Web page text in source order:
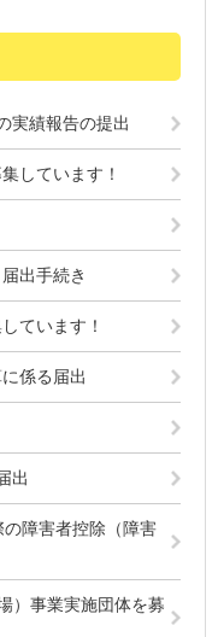
実績報告の提出
しています！
出手続き
ています！
係る届出
出
障害者控除（障害
）事業実施団体を募